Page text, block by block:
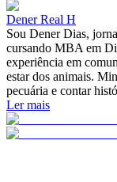
Dener Real H
Sou Dener Dias,
cursando MBA em
experiência em
estar dos animais.
pecuária e contar
Ler mais